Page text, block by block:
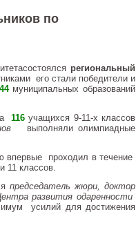
по
региональный
его стали победители и
44муниципальных образований
а116 учащихся 9-11-х классов
выполняли олимпиадные
впервые проходил в течение
11 классов.
председатель жюри, доктор
развития одаренности
усилий для достижения